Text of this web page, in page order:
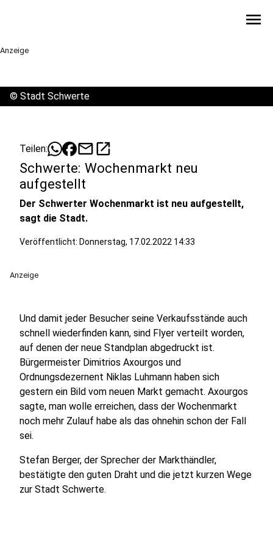
menu
Anzeige
© Stadt Schwerte
Teilen: mailopen_in_new
Schwerte: Wochenmarkt neu
aufgestellt
Der Schwerter Wochenmarkt ist neu aufgestellt,
sagt die Stadt.
Veröffentlicht: Donnerstag, 17.02.2022 14:33
Anzeige
Und damit jeder Besucher seine Verkaufsstände auch
schnell wiederfinden kann, sind Flyer verteilt worden,
auf denen der neue Standplan abgedruckt ist.
Bürgermeister Dimitrios Axourgos und
Ordnungsdezernent Niklas Luhmann haben sich
gestern ein Bild vom neuen Markt gemacht. Axourgos
sagte, man wolle erreichen, dass der Wochenmarkt
noch mehr Zulauf habe als das ohnehin schon der Fall
sei.
Stefan Berger, der Sprecher der Markthändler,
bestätigte den guten Draht und die jetzt kurzen Wege
zur Stadt Schwerte.